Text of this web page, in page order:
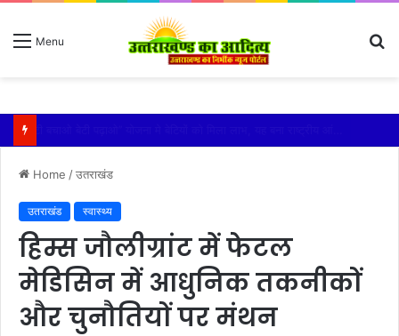
Menu
Home /उतराखंड
उतराखंड स्वास्थ्य
हिम्स जौलीग्रांट में फेटल
मेडिसिन में आधुनिक तकनीकों
और चुनौतियों पर मंथन